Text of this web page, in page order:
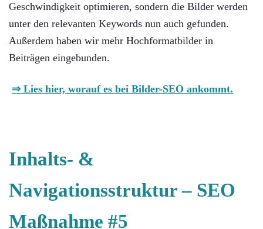
Geschwindigkeit optimieren, sondern die Bilder werden
unter den relevanten Keywords nun auch gefunden.
Außerdem haben wir mehr Hochformatbilder in
Beiträgen eingebunden.
⇒ Lies hier, worauf es bei Bilder-SEO ankommt.
Inhalts- &
Navigationsstruktur – SEO
Maßnahme #5